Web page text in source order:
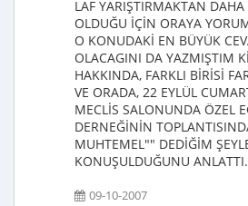
LAF YARIŞTIRMAKTAN
OLDUĞU İÇİN ORAYA
O KONUDAKİ EN BÜYÜK
OLACAGINI DA YAZMIŞTIM
HAKKINDA, FARKLI BİRİSİ
VE ORADA, 22 EYLÜL
MECLİS SALONUNDA ÖZEL
DERNEĞİNİN
MUHTEMEL"" DEDİĞİM
KONUŞULDUĞUNU ANLATTI.
09-10-2007